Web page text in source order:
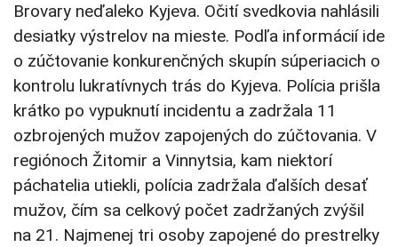
Brovary neďaleko Kyjeva. Očití svedkovia nahlásili
desiatky výstrelov na mieste. Podľa informácií ide
o zúčtovanie konkurenčných skupín súperiacich o
kontrolu lukratívnych trás do Kyjeva. Polícia prišla
krátko po vypuknutí incidentu a zadržala 11
ozbrojených mužov zapojených do zúčtovania. V
regiónoch Žitomir a Vinnytsia, kam niektorí
páchatelia utiekli, polícia zadržala ďalších desať
mužov, čím sa celkový počet zadržaných zvýšil
na 21. Najmenej tri osoby zapojené do prestrelky